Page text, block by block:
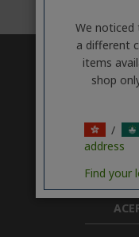
香港技術支
Service
We noticed
a different
items
shop
/
address
Find your